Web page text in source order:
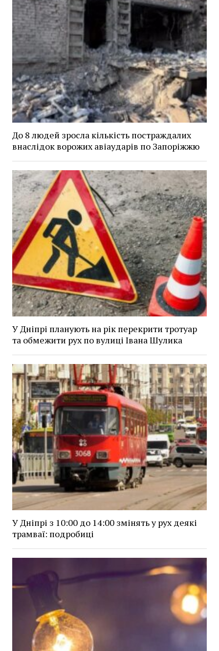
До 8 людей зросла кількість постраждалих
внаслідок ворожих авіаударів по Запоріжжю
У Дніпрі планують на рік перекрити тротуар
та обмежити рух по вулиці Івана Шулика
У Дніпрі з 10:00 до 14:00 змінять у рух деякі
трамваї: подробиці